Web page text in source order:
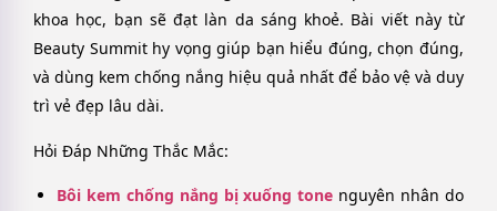
khoa học, bạn sẽ đạt làn da sáng khoẻ. Bài viết này từ
Beauty Summit hy vọng giúp bạn hiểu đúng, chọn đúng,
và dùng kem chống nắng hiệu quả nhất để bảo vệ và duy
trì vẻ đẹp lâu dài.
Hỏi Đáp Những Thắc Mắc:
Bôi kem chống nắng bị xuống tone nguyên nhân do